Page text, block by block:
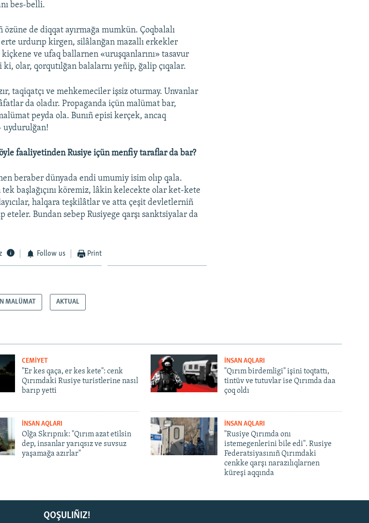
bes-belli.
özüne de diqqat ayırmağa mumkün. Çoqbalalı
urdurıp kirgen, silâlanğan mazallı erkekler
ve ufaq ballarnen «uruşqanlarını» tasavur
olar, qorqutılğan balalarnı yeñip, ğalip çıqalar.
taqiqatçı ve mehkemeciler işsiz oturmay. Unvanlar
da oladır. Propaganda içün malümat bar,
peyda ola. Bunıñ episi kerçek, ancaq
uydurulğan!
faaliyetinden Rusiye içün menfiy taraflar da bar?
beraber dünyada endi umumiy isim olıp qala.
başlağıçını köremiz, lâkin kelecekte olar ket-kete
halqara teşkilâtlar ve atta çeşit devletlerniñ
eteler. Bundan sebep Rusiyege qarşı sanktsiyalar da
Follow us Print
MALÜMAT AKTUAL
CEMİYET
"Er kes qaça, er kes kete": cenk
Qırımdaki Rusiye turistlerine nasıl
barıp yetti
İNSAN AQLARI
"Qırım birdemligi" işini toqtattı,
tintüv ve tutuvlar ise Qırımda daa
çoq oldı
İNSAN AQLARI
Olğa Skrıpnık: "Qırım azat etilsin
dep, insanlar yarıqsız ve suvsuz
yaşamağa azırlar"
İNSAN AQLARI
"Rusiye Qırımda onı
istemegenlerini bile edi". Rusiye
Federatsiyasınıñ Qırımdaki
cenkke qarşı narazılıqlarnen
küreşi aqqında
QOŞULIÑIZ!